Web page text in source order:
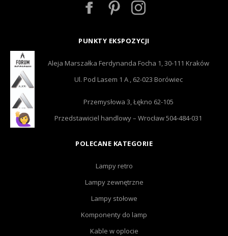
PUNKTY EKSPOZYCJI
Aleja Marszałka Ferdynanda Focha 1, 30-111 Kraków
Ul. Pod Lasem 1 A , 62-023 Borówiec
Przemysłowa 3, Łękno 62-105
Przedstawiciel handlowy – Wrocław 504-484-031
POLECANE KATEGORIE
Lampy retro
Lampy zewnętrzne
Lampy stołowe
Komponenty do lamp
Kable w oplocie